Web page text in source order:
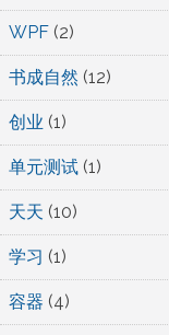
WPF (2)
书成自然 (12)
创业 (1)
单元测试 (1)
天天 (10)
学习 (1)
容器 (4)